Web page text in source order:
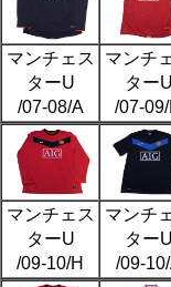
マンチェス
ターU
/07-08/A
マンチ
ターU
/07-09/
マンチェス
ターU
/09-10/H
マンチ
ターU
/09-